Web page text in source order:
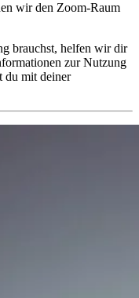
wir den Zoom-Raum
brauchst, helfen wir dir
zur Nutzung
du mit deiner